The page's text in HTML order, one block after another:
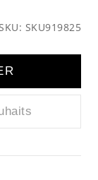
SKU919825